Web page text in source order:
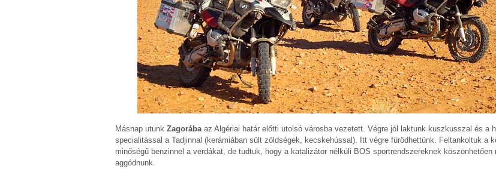
Másnap utunk Zagorába az Algériai határ előtti utolsó városba vezetett. Végre jól laktunk kuszkusszal és a
specialitással a Tadjinnal (kerámiában sült zöldségek, kecskehússal). Itt végre fürödhettünk. Feltankoltuk a
minőségű benzinnel a verdákat, de tudtuk, hogy a katalizátor nélküli BOS sportrendszereknek köszönhetően
aggódnunk.